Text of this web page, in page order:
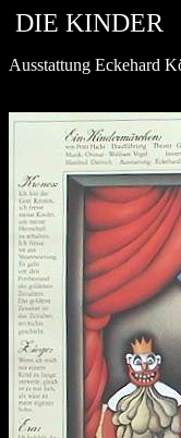
DIE KINDER
Ausstattung Eckehard